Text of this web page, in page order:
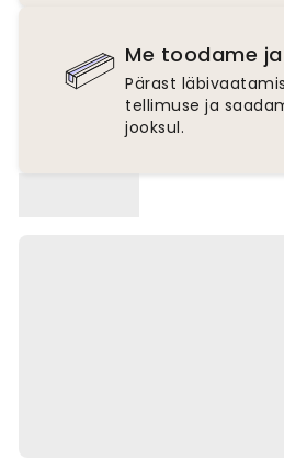
Me toodame
Pärast
tellimuse ja
jooksul.